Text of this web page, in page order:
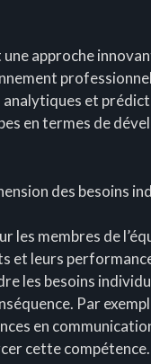
approche
et
en termes de
des besoins
les membres de
et leurs
les besoins
Par
en
cette compétence.